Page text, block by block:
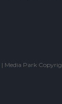
| Media Park